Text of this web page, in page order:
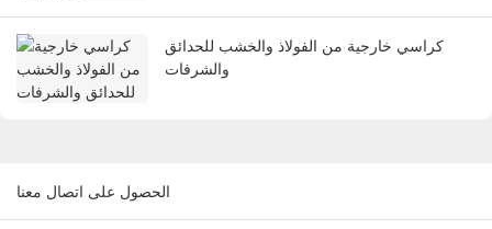
كراسي خارجية من الفولاذ والخشب للحدائق
والشرفات
الحصول على اتصال معنا